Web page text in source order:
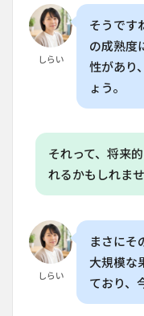
しらい
そうです
の成熟度
性があり
ょう。
それって、将来
れるかもしれませ
しらい
まさにそ
大規模な
ており、